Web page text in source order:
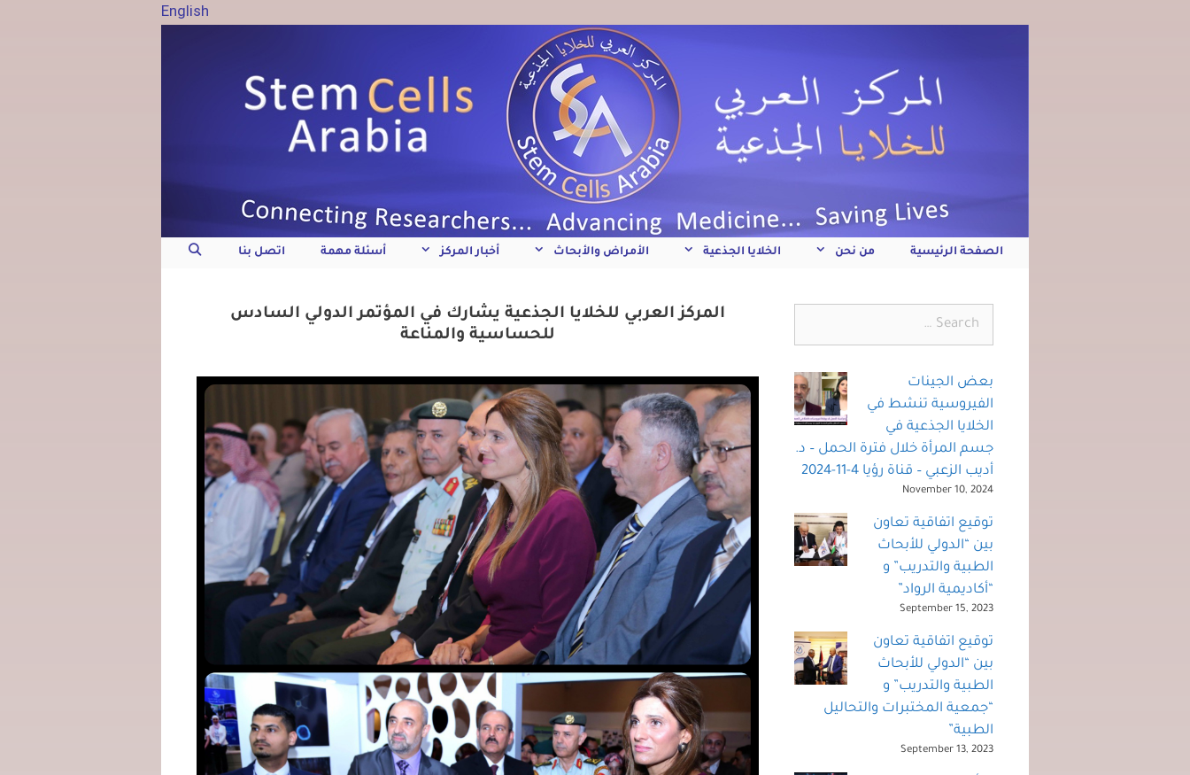
English
الصفحة الرئيسية من نحن الخلايا الجذعية الأمراض والأبحاث أخبار المركز أسئلة مهمة اتصل بنا
المركز العربي للخلايا الجذعية يشارك في المؤتمر الدولي السادس
للحساسية والمناعة
بعض الجينات
الفيروسية تنشط في
الخلايا الجذعية في
جسم المرأة خلال فترة الحمل – د.
أديب الزعبي – قناة رؤيا 4-11-2024
November 10, 2024
توقيع اتفاقية تعاون
بين “الدولي للأبحاث
الطبية والتدريب” و
“أكاديمية الرواد”
September 15, 2023
توقيع اتفاقية تعاون
بين “الدولي للأبحاث
الطبية والتدريب” و
“جمعية المختبرات والتحاليل
الطبية”
September 13, 2023